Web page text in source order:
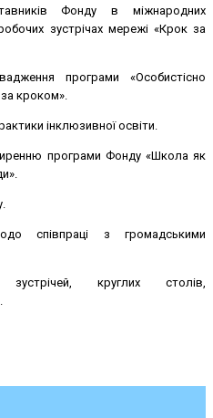
Фонду в міжнародних
зустрічах мережі «Крок за
програми «Особистісно
кроком».
інклюзивної освіти.
програми Фонду «Школа як
співпраці з громадськими
круглих столів,